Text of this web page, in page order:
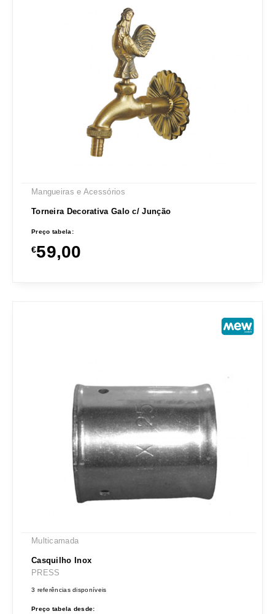
Mangueiras e Acessórios
Torneira Decorativa Galo c/ Junção
Preço tabela:
€59,00
Multicamada
Casquilho Inox
PRESS
3 referências disponíveis
Preço tabela desde: